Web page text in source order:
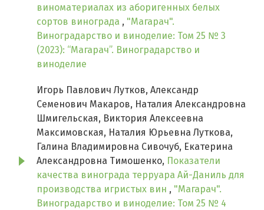
виноматериалах из аборигенных белых
сортов винограда , "Магарач".
Виноградарство и виноделие: Том 25 № 3
(2023): “Магарач”. Виноградарство и
виноделие
Игорь Павлович Лутков, Александр
Семенович Макаров, Наталия Александровна
Шмигельская, Виктория Алексеевна
Максимовская, Наталия Юрьевна Луткова,
Галина Владимировна Сивочуб, Екатерина
Александровна Тимошенко, Показатели
качества винограда терруара Ай-Даниль для
производства игристых вин , "Магарач".
Виноградарство и виноделие: Том 25 № 4